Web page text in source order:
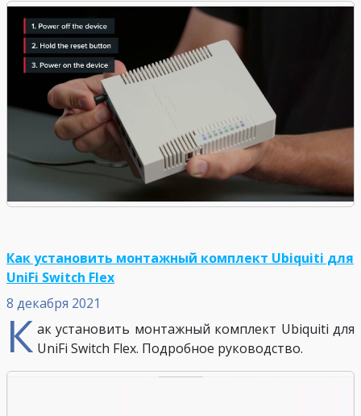
8 декабря 2021
Как установить монтажный комплект Ubiquiti для
UniFi Switch Flex
К ак установить монтажный комплект Ubiquiti для
UniFi Switch Flex. Подробное руководство.